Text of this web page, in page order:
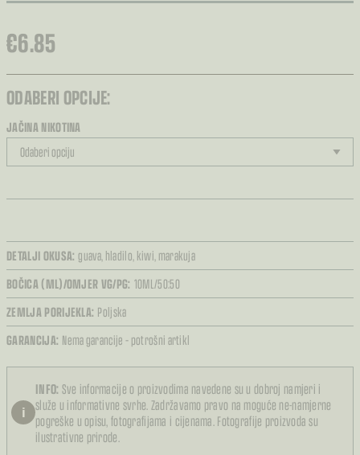
€6.85
ODABERI OPCIJE:
JAČINA NIKOTINA
DETALJI OKUSA: guava,hladilo,kiwi,marakuja
BOČICA (ML)/OMJER VG/PG: 10ML/50:50
ZEMLJA PORIJEKLA: Poljska
GARANCIJA: Nema garancije – potrošni artikl
i
INFO: Sve informacije o proizvodima navedene su u dobroj namjeri i
služe u informativne svrhe. Zadržavamo pravo na moguće ne-namjerne
pogreške u opisu, fotografijama i cijenama. Fotografije proizvoda su
ilustrativne prirode.